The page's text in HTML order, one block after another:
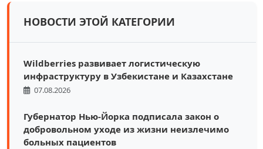
НОВОСТИ ЭТОЙ КАТЕГОРИИ
Wildberries развивает логистическую
инфраструктуру в Узбекистане и Казахстане
07.08.2026
Губернатор Нью-Йорка подписала закон о
добровольном уходе из жизни неизлечимо
больных пациентов